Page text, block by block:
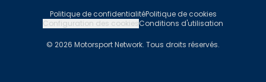
Politique de confidentialitéPolitique de cookies
Configuration des cookiesConditions d'utilisation
© 2026 Motorsport Network. Tous droits réservés.